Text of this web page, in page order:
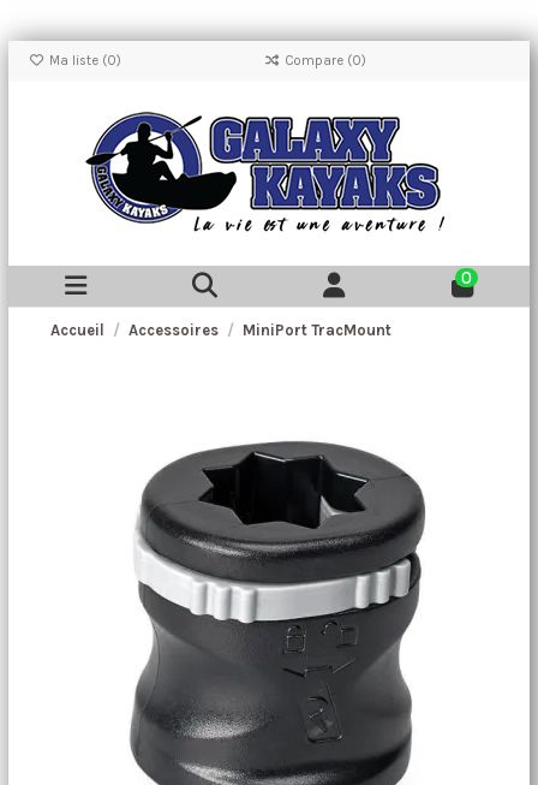
Ma liste (0) Compare (0)
0
Accueil Accessoires MiniPort TracMount